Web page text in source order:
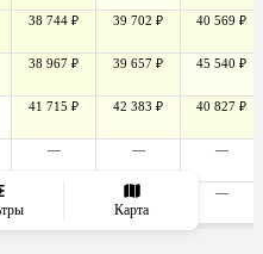
Карта
38 744 ₽ 39 702 ₽ 40 569 ₽
38 967 ₽ 39 657 ₽ 45 540 ₽
41 715 ₽ 42 383 ₽ 40 827 ₽
— — —
—